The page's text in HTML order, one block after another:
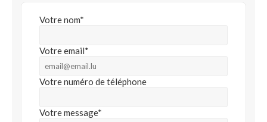
Votre nom*
Votre email*
Votre numéro de téléphone
Votre message*